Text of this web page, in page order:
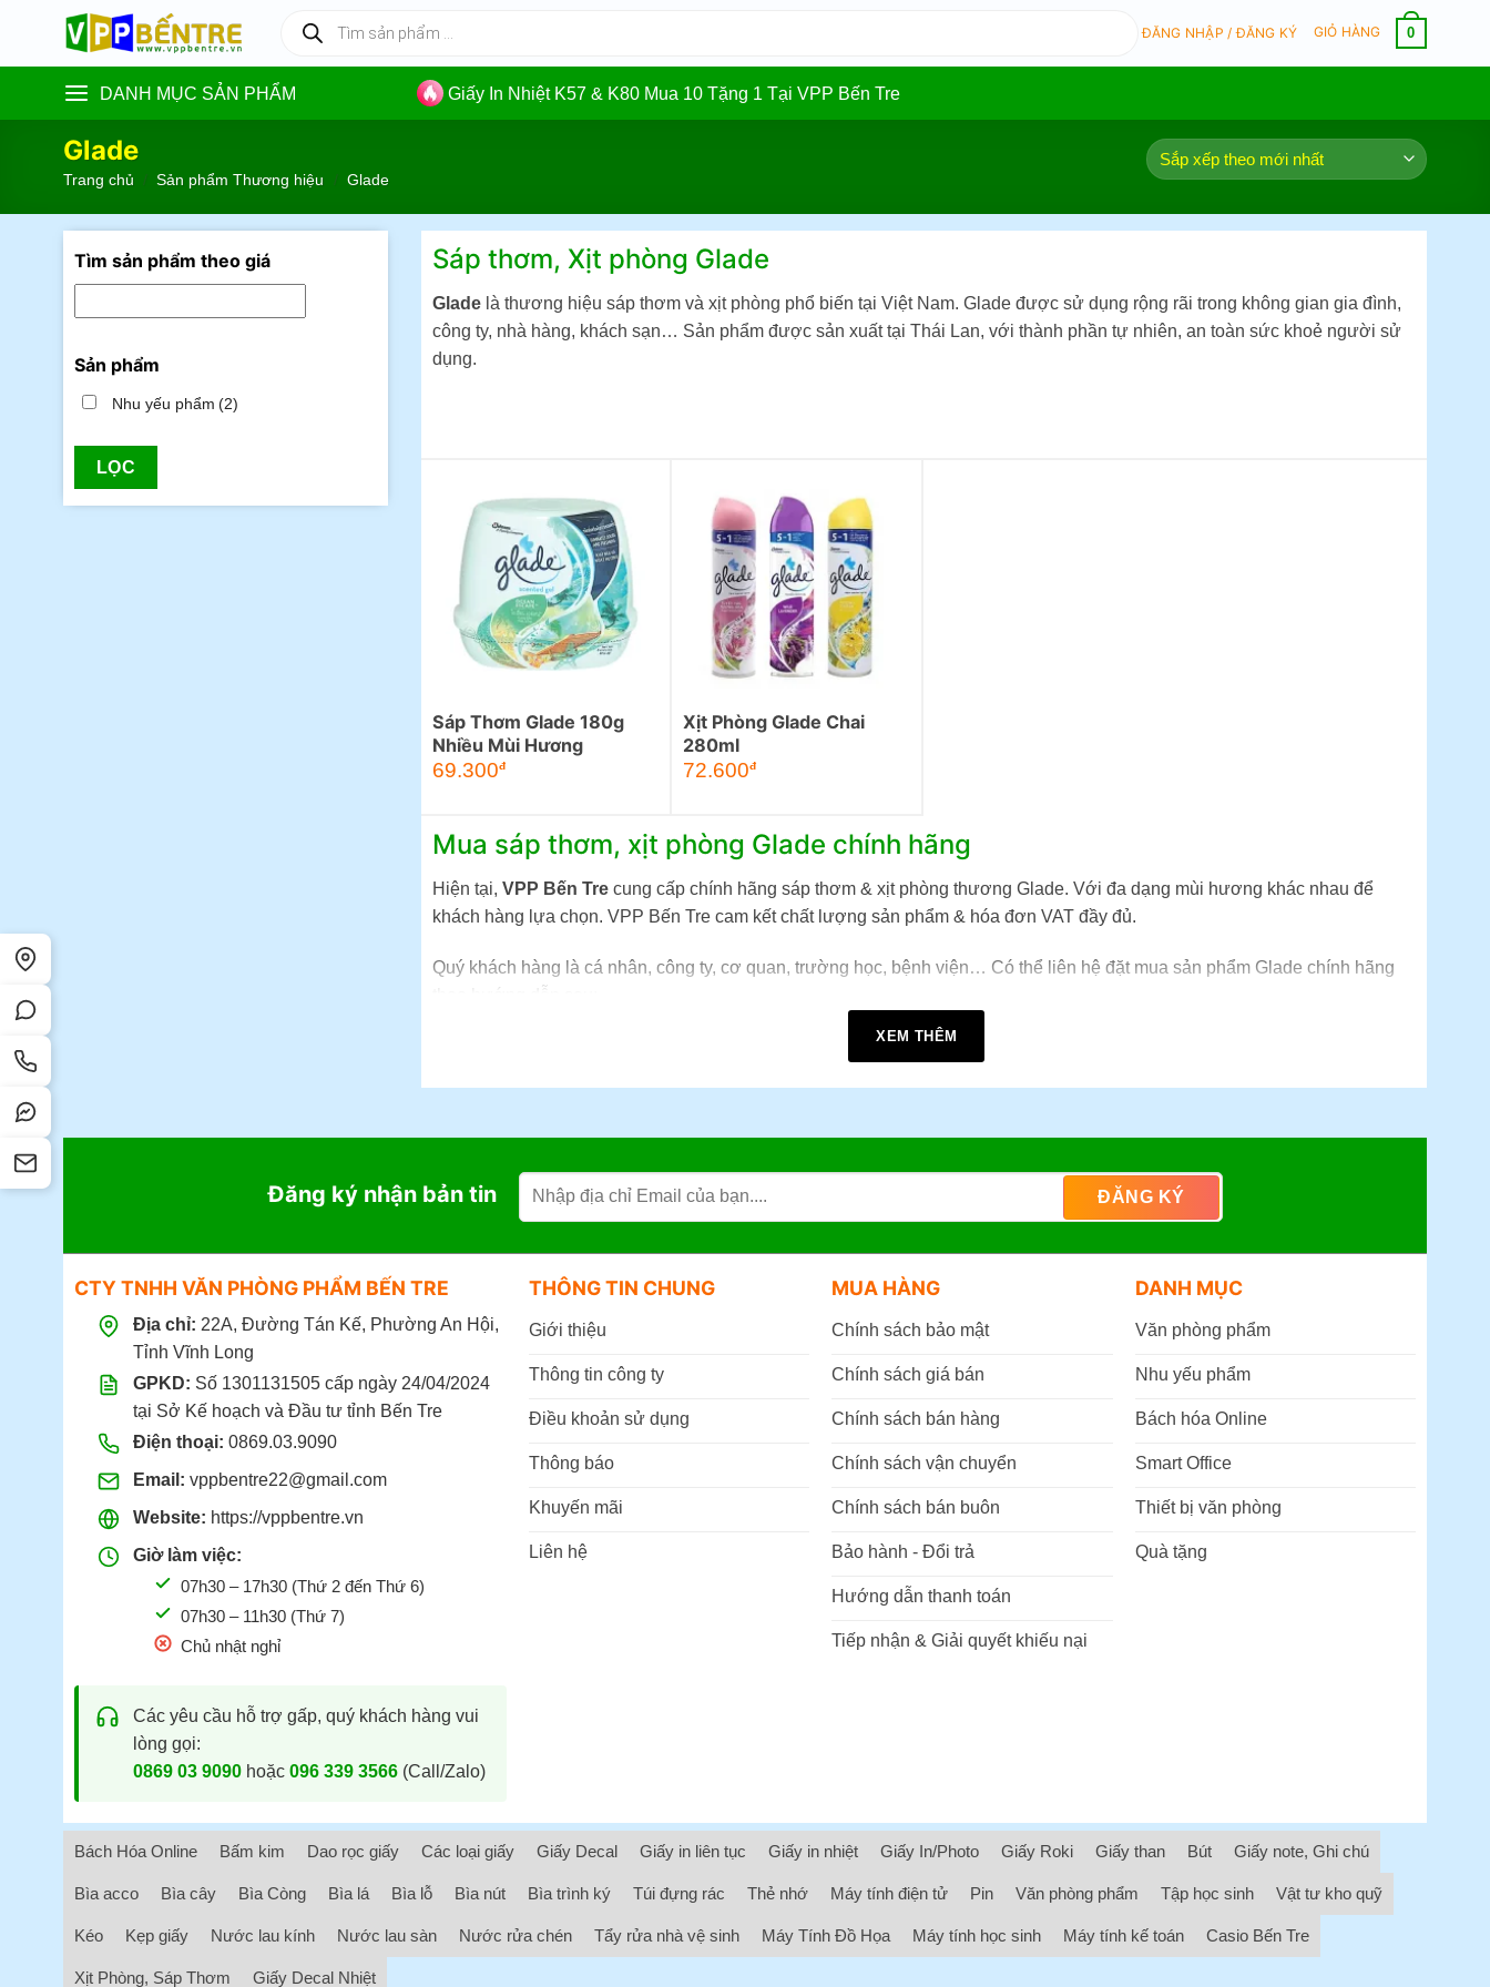
content
kiếm
phẩm
ĐĂNG NHẬP / ĐĂNG KÝ GIỎ HÀNG 0
DANH MỤC SẢN PHẨM Giấy In Nhiệt K57 & K80 Mua 10 Tặng 1 Tại VPP Bến Tre
Glade
Trang chủ Sản phẩm Thương hiệu Glade
Tìm sản phẩm theo giá
Sản phẩm
Nhu yếu phẩm (2)
LỌC
Sáp thơm, Xịt phòng Glade
Gladelà thương hiệu sáp thơm và xịt phòng phổ biến tại Việt Nam. Glade được sử dụng rộng rãi trong không gian gia đình,
công ty, nhà hàng, khách sạn… Sản phẩm được sản xuất tại Thái Lan, với thành phần tự nhiên, an toàn sức khoẻ người sử
dụng.
Sáp Thơm Glade 180g
Nhiều Mùi Hương
69.300đ
Xịt Phòng Glade Chai
280ml
72.600đ
Mua sáp thơm, xịt phòng Glade chính hãng
Hiện tại, VPP Bến Tre cung cấp chính hãng sáp thơm & xịt phòng thương Glade. Với đa dạng mùi hương khác nhau để
khách hàng lựa chọn. VPP Bến Tre cam kết chất lượng sản phẩm & hóa đơn VAT đầy đủ.
Quý khách hàng là cá nhân, công ty, cơ quan, trường học, bệnh viện… Có thể liên hệ đặt mua sản phẩm Glade chính hãng
Giờ làm việc:07h30 - 17h30(Từ: Thứ 2 đến Thứ 7, Chủ Nhật: Nghỉ)
Đặt mua online tại website https://vppbentre.vn
Đặt mua qua điện thoại:
XEM THÊM
Đăng ký nhận bản tin
CTY TNHH VĂN PHÒNG PHẨM BẾN TRE
Địa chỉ: 22A, Đường Tán Kế, Phường An Hội,
Tỉnh Vĩnh Long
GPKD: Số 1301131505 cấp ngày 24/04/2024
tại Sở Kế hoạch và Đầu tư tỉnh Bến Tre
Điện thoại: 0869.03.9090
Email: vppbentre22@gmail.com
Website: https://vppbentre.vn
Giờ làm việc:
07h30 – 17h30 (Thứ 2 đến Thứ 6)
07h30 – 11h30 (Thứ 7)
Chủ nhật nghỉ
Các yêu cầu hỗ trợ gấp, quý khách hàng vui
lòng gọi:
0869 03 9090hoặc 096 339 3566(Call/Zalo)
THÔNG TIN CHUNG
Giới thiệu
Thông tin công ty
Điều khoản sử dụng
Thông báo
Khuyến mãi
Liên hệ
MUA HÀNG
Chính sách bảo mật
Chính sách giá bán
Chính sách bán hàng
Chính sách vận chuyển
Chính sách bán buôn
Bảo hành - Đổi trả
Hướng dẫn thanh toán
Tiếp nhận & Giải quyết khiếu nại
DANH MỤC
Văn phòng phẩm
Nhu yếu phẩm
Bách hóa Online
Smart Office
Thiết bị văn phòng
Quà tặng
Bách Hóa Online Bấm kim Dao rọc giấy Các loại giấy Giấy Decal Giấy in liên tục Giấy in nhiệt Giấy In/Photo Giấy Roki Giấy than Bút Giấy note, Ghi chú
Bìa acco Bìa cây Bìa Còng Bìa lá Bìa lỗ Bìa nút Bìa trình ký Túi đựng rác Thẻ nhớ Máy tính điện tử Pin Văn phòng phẩm Tập học sinh Vật tư kho quỹ
Kéo Kẹp giấy Nước lau kính Nước lau sàn Nước rửa chén Tẩy rửa nhà vệ sinh Máy Tính Đồ Họa Máy tính học sinh Máy tính kế toán Casio Bến Tre
Xịt Phòng, Sáp Thơm Giấy Decal Nhiệt